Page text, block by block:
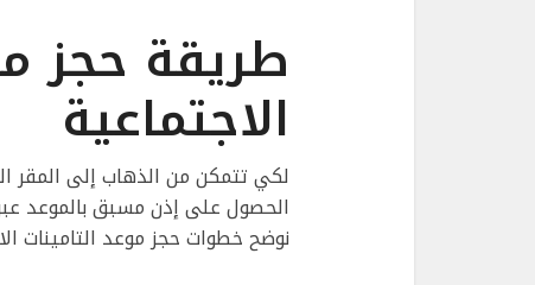
طريقة حجز
الاجتماعية
لكي تتمكن من الذهاب إلى المقر
الحصول على إذن مسبق بالموعد عبر
نوضح خطوات حجز موعد التامينات